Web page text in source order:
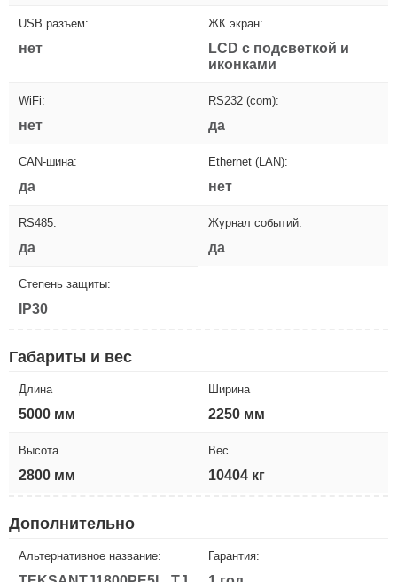
USB разъем:
нет
ЖК экран:
LCD с подсветкой и
иконками
WiFi:
нет
RS232 (com):
да
CAN-шина:
да
Ethernet (LAN):
нет
RS485:
да
Журнал событий:
да
Степень защиты:
IP30
Габариты и вес
Длина
5000 мм
Ширина
2250 мм
Высота
2800 мм
Вес
10404 кг
Дополнительно
Альтернативное название: Гарантия: